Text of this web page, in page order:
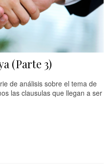
(Parte 3)
de análisis sobre el tema de
las clausulas que llegan a ser